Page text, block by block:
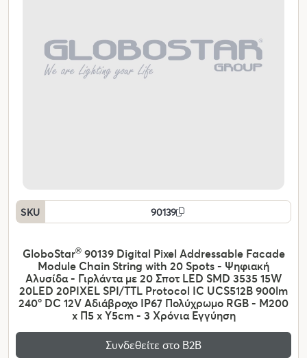
SKU 90139
GloboStar®90139 Digital Pixel Addressable Facade
Module Chain String with 20 Spots - Ψηφιακή
Αλυσίδα - Γιρλάντα με 20 Σποτ LED SMD 3535 15W
20LED 20PIXEL SPI/TTL Protocol IC UCS512B 900lm
240° DC 12V Αδιάβροχο IP67 Πολύχρωμο RGB - Μ200
x Π5 x Υ5cm - 3 Χρόνια Εγγύηση
Συνδεθείτε στο Β2Β